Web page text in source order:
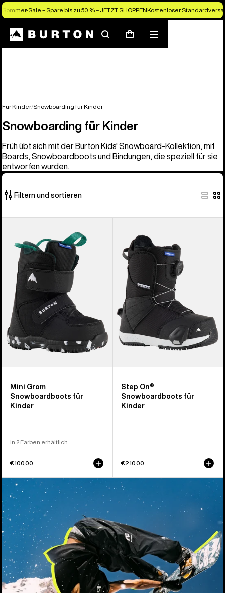
Sommer-Sale – Spare bis zu 50 % – JETZT SHOPPENKostenloser
SuchenWarenkorb
Menü
Für Kinder Snowboarding für Kinder
Snowboarding für Kinder
Früh übt sich mit der Burton Kids' Snowboard-Kollektion, mit
Boards, Snowboardboots und Bindungen, die speziell für sie
entworfen wurden.
Filtern und sortieren
Produkten
Grom
Snowboardboots
Kinder
Mini Grom
Snowboardboots für
Kinder
In 2 Farben erhältlich
€100,00
Smalls
Step On®
Snowboardboots
Kinder
Step On®
Snowboardboots für
Kinder
€210,00